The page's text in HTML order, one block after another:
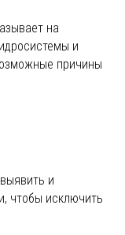
на
и
причины
и
чтобы исключить